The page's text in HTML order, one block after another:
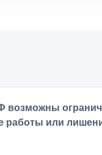
возможны
работы или